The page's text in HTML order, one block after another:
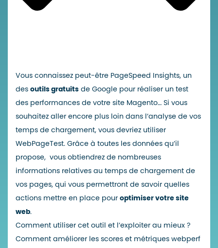
Vous connaissez peut-être PageSpeed Insights, un
des outils gratuits de Google pour réaliser un test
des performances de votre site Magento… Si vous
souhaitez aller encore plus loin dans l’analyse de vos
temps de chargement, vous devriez utiliser
WebPageTest. Grâce à toutes les données qu’il
propose, vous obtiendrez de nombreuses
informations relatives au temps de chargement de
vos pages, qui vous permettront de savoir quelles
actions mettre en place pour optimiser votre site
web.
Comment utiliser cet outil et l’exploiter au mieux ?
Comment améliorer les scores et métriques webperf